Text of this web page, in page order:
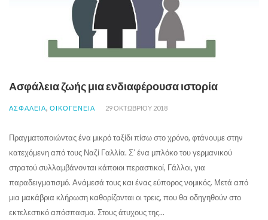
Ασφάλεια ζωής μια ενδιαφέρουσα ιστορία
ΑΣΦΑΛΕΙΑ, ΟΙΚΟΓΕΝΕΙΑ 29 ΟΚΤΩΒΡΊΟΥ 2018
Πραγματοποιώντας ένα μικρό ταξίδι πίσω στο χρόνο, φτάνουμε στην
κατεχόμενη από τους Ναζί Γαλλία. Σ’ ένα μπλόκο του γερμανικού
στρατού συλλαμβάνονται κάποιοι περαστικοί, Γάλλοι, για
παραδειγματισμό. Ανάμεσά τους και ένας εύπορος νομικός. Μετά από
μια μακάβρια κλήρωση καθορίζονται οι τρεις, που θα οδηγηθούν στο
εκτελεστικό απόσπασμα. Στους άτυχους της...